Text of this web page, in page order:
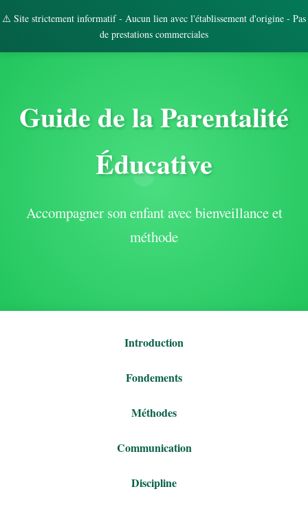
⚠️ Site strictement informatif - Aucun lien avec l'établissement d'origine - Pas
de prestations commerciales
Guide de la Parentalité
Éducative
Accompagner son enfant avec bienveillance et
méthode
Introduction
Fondements
Méthodes
Communication
Discipline